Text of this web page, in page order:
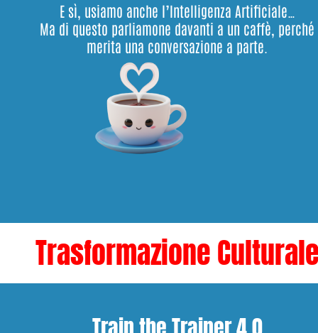
E sì, usiamo anche l’Intelligenza Artificiale…
Ma di questo parliamone davanti a un caffè, perché
merita una conversazione a parte.
Trasformazione